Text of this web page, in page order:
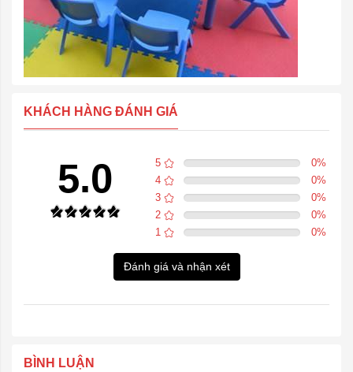
KHÁCH HÀNG ĐÁNH GIÁ
5.0 5 0%
4
0%
3
0%
2
0%
1
0%
Đánh giá và nhận xét
BÌNH LUẬN